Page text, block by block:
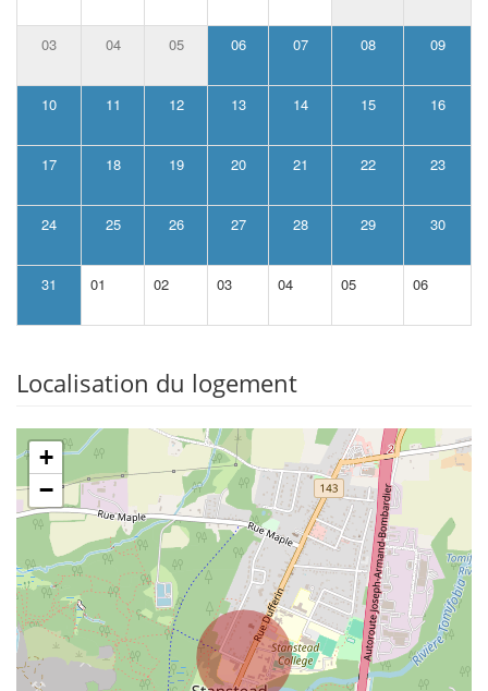
03 04 05 06 07 08 09
10 11 12 13 14 15 16
17 18 19 20 21 22 23
24 25 26 27 28 29 30
31 01 02 03 04 05 06
Localisation du logement
+
−